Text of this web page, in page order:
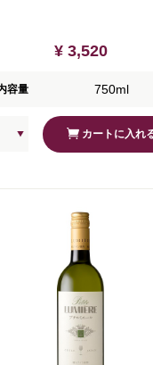
¥ 3,520
容量 750ml
カートに入れ